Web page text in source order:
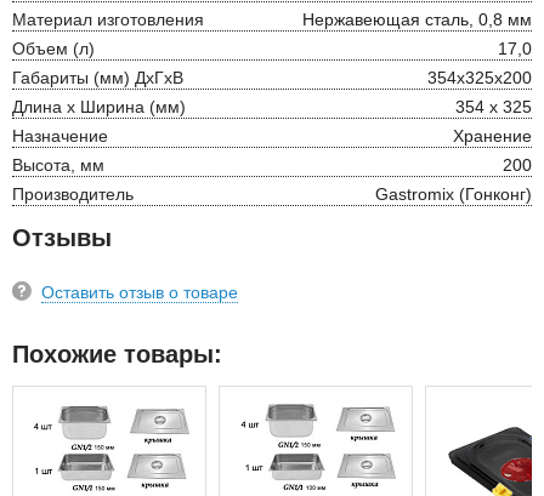
Материал изготовления
Нержавеющая сталь, 0,8 мм
Объем (л)
17,0
Габариты (мм) ДхГхВ
354x325x200
Длина х Ширина (мм)
354 х 325
Назначение
Хранение
Высота, мм
200
Производитель
Gastromix (Гонконг)
Отзывы
Оставить отзыв о товаре
Похожие товары: